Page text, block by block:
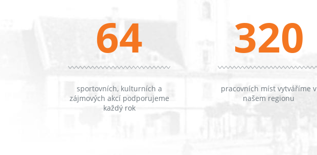
64
sportovních, kulturních a
zájmových akcí podporujeme
každý rok
320
pracovních míst vytváříme v
našem regionu